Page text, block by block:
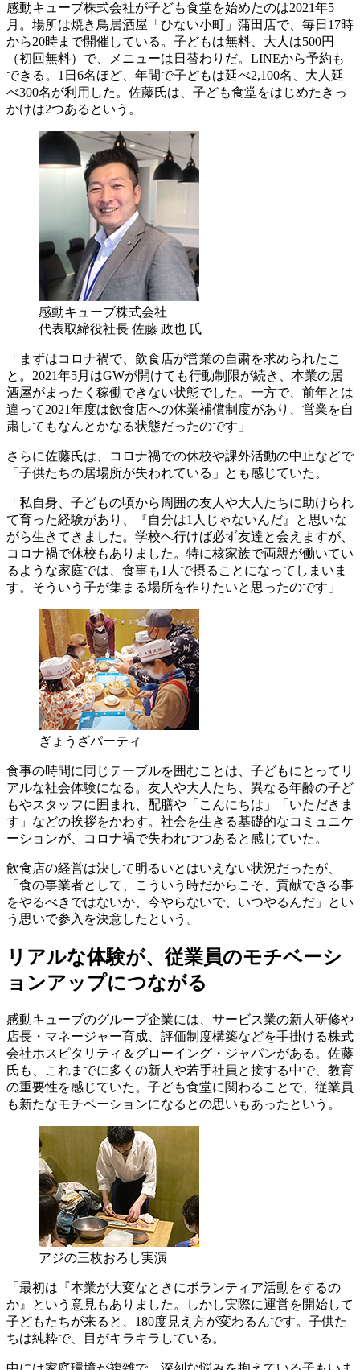
感動キューブ株式会社が子ども食堂を始めたのは2021年5
月。場所は焼き鳥居酒屋「ひない小町」蒲田店で、毎日17時
から20時まで開催している。子どもは無料、大人は500円
（初回無料）で、メニューは日替わりだ。LINEから予約も
できる。1日6名ほど、年間で子どもは延べ2,100名、大人延
べ300名が利用した。佐藤氏は、子ども食堂をはじめたきっ
かけは2つあるという。
感動キューブ株式会社
代表取締役社長 佐藤 政也 氏
「まずはコロナ禍で、飲食店が営業の自粛を求められたこ
と。2021年5月はGWが開けても行動制限が続き、本業の居
酒屋がまったく稼働できない状態でした。一方で、前年とは
違って2021年度は飲食店への休業補償制度があり、営業を自
粛してもなんとかなる状態だったのです」
さらに佐藤氏は、コロナ禍での休校や課外活動の中止などで
「子供たちの居場所が失われている」とも感じていた。
「私自身、子どもの頃から周囲の友人や大人たちに助けられ
て育った経験があり、『自分は1人じゃないんだ』と思いな
がら生きてきました。学校へ行けば必ず友達と会えますが、
コロナ禍で休校もありました。特に核家族で両親が働いてい
るような家庭では、食事も1人で摂ることになってしまいま
す。そういう子が集まる場所を作りたいと思ったのです」
ぎょうざパーティ
食事の時間に同じテーブルを囲むことは、子どもにとってリ
アルな社会体験になる。友人や大人たち、異なる年齢の子ど
もやスタッフに囲まれ、配膳や「こんにちは」「いただきま
す」などの挨拶をかわす。社会を生きる基礎的なコミュニケ
ーションが、コロナ禍で失われつつあると感じていた。
飲食店の経営は決して明るいとはいえない状況だったが、
「 食の事業者として、こういう時だからこそ、貢献できる事
をやるべきではないか、 今やらないで、いつやるんだ」とい
う思いで参入を決意したという。
リアルな体験が、従業員のモチベーシ
ョンアップにつながる
感動キューブのグループ企業には、サービス業の新人研修や
店長・マネージャー育成、評価制度構築などを手掛ける株式
会社ホスピタリティ＆グローイング・ジャパンがある。佐藤
氏も、これまでに多くの新人や若手社員と接する中で、教育
の重要性を感じていた。子ども食堂に関わることで、従業員
も新たなモチベーションになるとの思いもあったという。
アジの三枚おろし実演
「最初は『本業が大変なときにボランティア活動をするの
か』という意見もありました。しかし実際に運営を開始して
子どもたちが来ると、180度見え方が変わるんです。子供た
ちは純粋で、目がキラキラしている。